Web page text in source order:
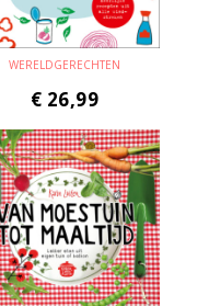
WERELDGERECHTEN
€ 26,99